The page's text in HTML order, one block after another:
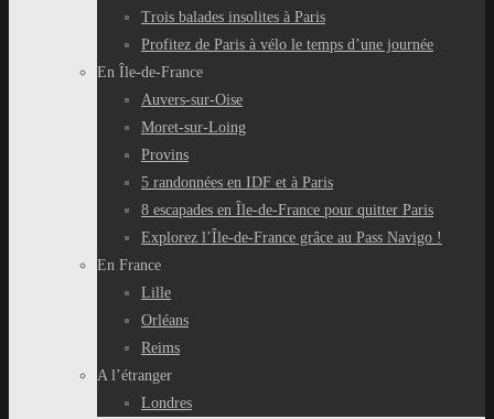
Trois balades insolites à Paris
Profitez de Paris à vélo le temps d’une journée
En Île-de-France
Auvers-sur-Oise
Moret-sur-Loing
Provins
5 randonnées en IDF et à Paris
8 escapades en Île-de-France pour quitter Paris
Explorez l’Île-de-France grâce au Pass Navigo !
En France
Lille
Orléans
Reims
A l’étranger
Londres